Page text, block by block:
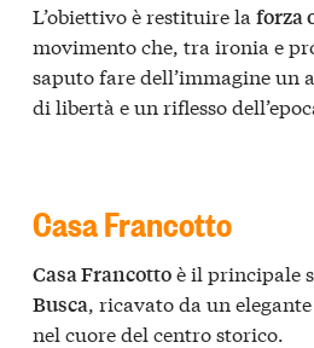
L’obiettivo è restituire la forza
movimento che, tra ironia e
saputo fare dell’immagine un
di libertà e un riflesso
Casa Francotto
Casa Francottoè il principale
Busca, ricavato da un
nel cuore del centro storico.